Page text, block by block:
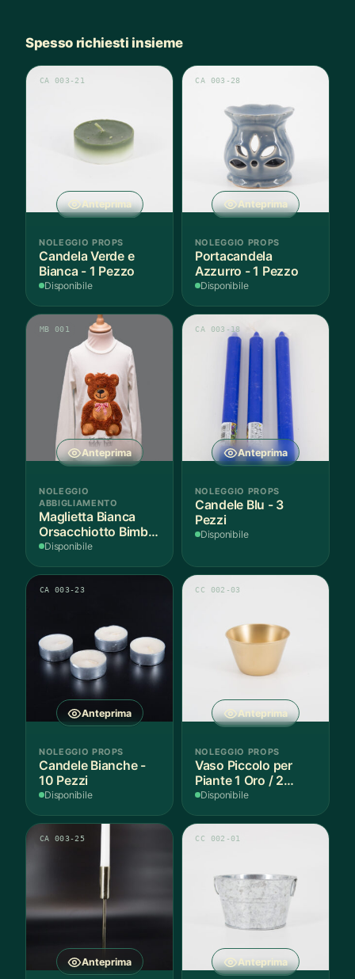
Spesso richiesti insieme
Anteprima
CA 003-21
NOLEGGIO PROPS
Candela Verde e
Bianca - 1 Pezzo
Disponibile
Anteprima
CA 003-28
NOLEGGIO PROPS
Portacandela
Azzurro - 1 Pezzo
Disponibile
Anteprima
MB 001
NOLEGGIO
ABBIGLIAMENTO
Maglietta Bianca
Orsacchiotto Bimbo
6-7 Anni Cotone - 1
Disponibile
Anteprima
CA 003-18
NOLEGGIO PROPS
Candele Blu - 3
Pezzi
Disponibile
Anteprima
CA 003-23
NOLEGGIO PROPS
Candele Bianche -
10 Pezzi
Disponibile
Anteprima
CC 002-03
NOLEGGIO PROPS
Vaso Piccolo per
Piante 1 Oro / 2
Argento - 3 Pezzi
Disponibile
Anteprima
CA 003-25
Anteprima
CC 002-01